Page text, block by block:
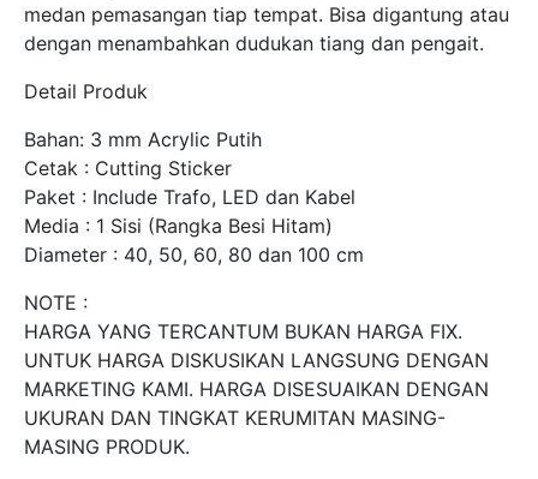
medan pemasangan tiap tempat. Bisa digantung atau
dengan menambahkan dudukan tiang dan pengait.
Detail Produk
Bahan: 3 mm Acrylic Putih
Cetak : Cutting Sticker
Paket : Include Trafo, LED dan Kabel
Media : 1 Sisi (Rangka Besi Hitam)
Diameter : 40, 50, 60, 80 dan 100 cm
NOTE :
HARGA YANG TERCANTUM BUKAN HARGA FIX.
UNTUK HARGA DISKUSIKAN LANGSUNG DENGAN
MARKETING KAMI. HARGA DISESUAIKAN DENGAN
UKURAN DAN TINGKAT KERUMITAN MASING-
MASING PRODUK.